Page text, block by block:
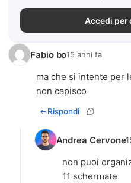
Accedi per
Fabio bo15 anni fa
ma che si intente per
non capisco
Rispondi
Andrea Cervone
non puoi
11 schermate